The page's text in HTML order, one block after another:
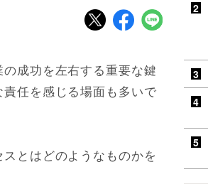
成功を左右する重要な鍵
任を感じる場面も多いで
とはどのようなものかを